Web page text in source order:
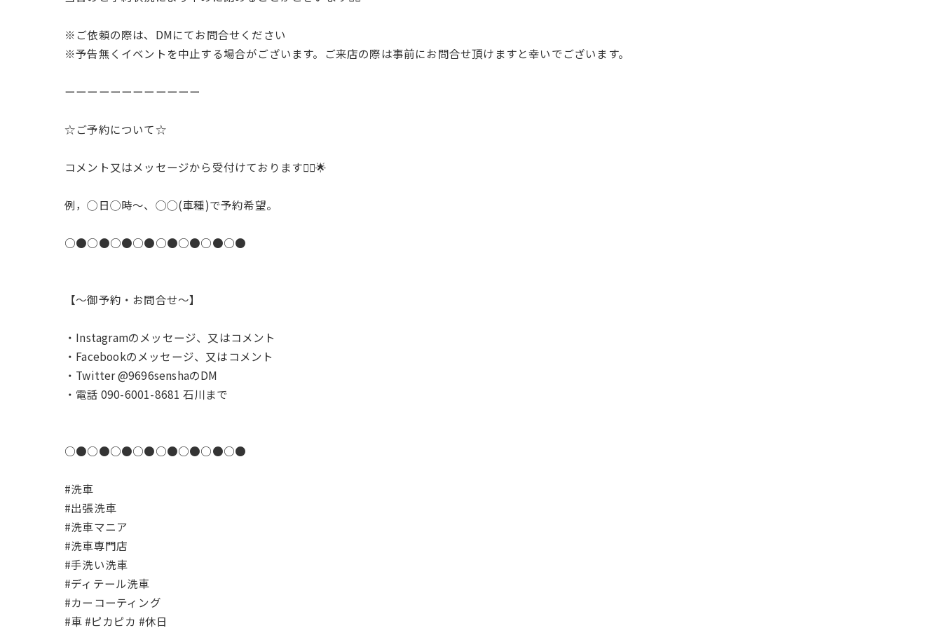
※ご依頼の際は、DMにてお問合せください
※予告無くイベントを中止する場合がございます。ご来店の際は事前にお問合せ頂けますと幸いでございます。
ーーーーーーーーーーーー
☆ご予約について☆
コメント又はメッセージから受付けております🙇‍♂️🌟
例，◯日◯時〜、◯◯(車種)で予約希望。
○●○●○●○●○●○●○●○●
【〜御予約・お問合せ〜】
・Instagramのメッセージ、又はコメント
・Facebookのメッセージ、又はコメント
・Twitter @9696senshaのDM
・電話 090-6001-8681 石川まで
○●○●○●○●○●○●○●○●
#洗車
#出張洗車
#洗車マニア
#洗車専門店
#手洗い洗車
#ディテール洗車
#カーコーティング
#車 #ピカピカ #休日